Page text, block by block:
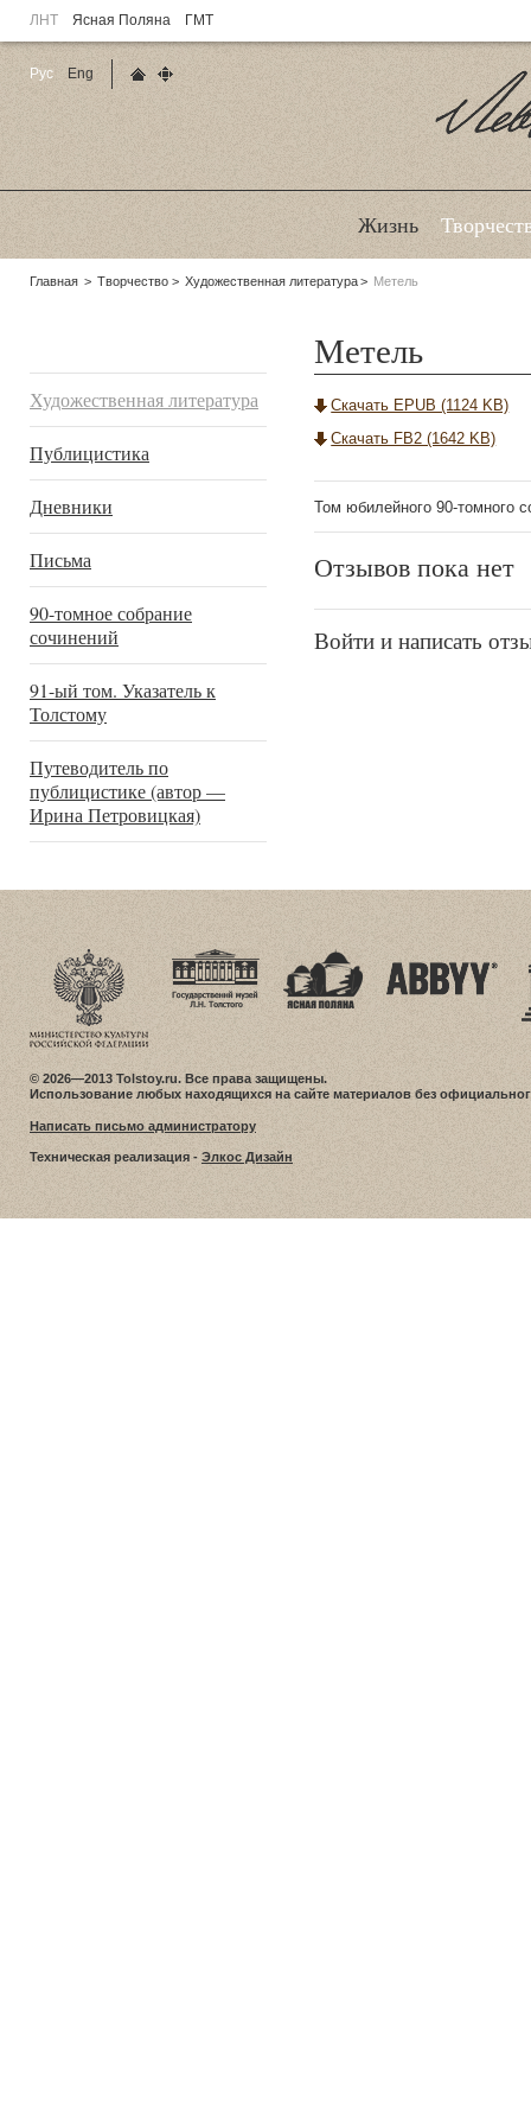
ЛНТ Ясная Поляна ГМТ
Жизнь
Родительские
Главная Творчество Художественная литература Метель
Художественная литература
Публицистика
Дневники
Письма
90-томное собрание
сочинений
91-ый том. Указатель к
Толстому
Путеводитель по
публицистике (автор —
Ирина Петровицкая)
Метель
Скачать EPUB (1124 KB)
Скачать FB2 (1642 KB)
Том юбилейного 90-томного
Отзывов пока нет
Войти и написать
Рус
Eng
© 2026—2013 Tolstoy.ru. Все права защищены.
Использование любых находящихся на сайте материалов без
Написать письмо администратору
Техническая реализация - Элкос Дизайн